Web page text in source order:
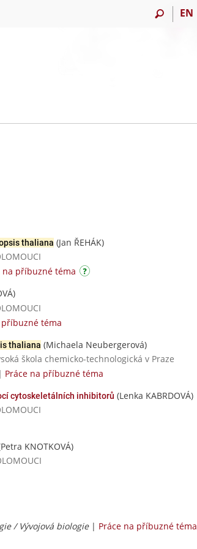
EN
thaliana (Jan ŘEHÁK)
na příbuzné téma
příbuzné téma
thaliana (Michaela Neubergerová)
škola chemicko-technologická v Praze
| Práce na příbuzné téma
cytoskeletálních inhibitorů (Lenka KABRDOVÁ)
KNOTKOVÁ)
/ Vývojová biologie| Práce na příbuzné téma